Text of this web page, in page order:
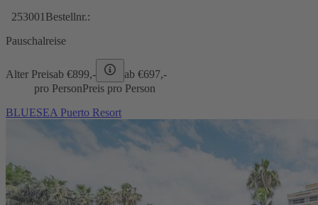
253001 Bestellnr.:
Pauschalreise
Alter Preisab €899,- ab €697,-
pro PersonPreis pro Person
BLUESEA Puerto Resort